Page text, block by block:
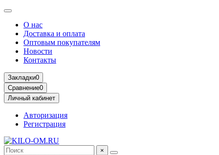
О нас
Доставка и оплата
Оптовым покупателям
Новости
Контакты
Закладки0
Сравнение0
Личный кабинет
Авторизация
Регистрация
×